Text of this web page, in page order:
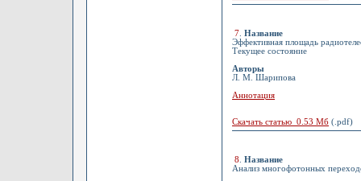
7 Название
Эффективная площадь
Текущее состояние
Авторы
Л. М. Шарипова
Аннотация
Скачать статью 0.53 Мб (.pdf)
8
Название
Анализ многофотонных